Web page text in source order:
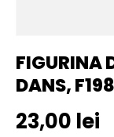
FIGURINA
DANS,
Pret initial
23,00 lei